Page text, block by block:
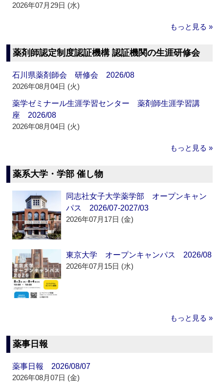
2026年07月29日 (水)
もっと見る »
薬剤師認定制度認証機構 認証機関の生涯研修会
石川県薬剤師会 研修会 2026/08
2026年08月04日 (火)
薬学ゼミナール生涯学習センター 薬剤師生涯学習講
座 2026/08
2026年08月04日 (火)
もっと見る »
薬系大学・学部 催し物
同志社女子大学薬学部 オープンキャン
パス 2026/07-2027/03
2026年07月17日 (金)
東京大学 オープンキャンパス 2026/08
2026年07月15日 (水)
もっと見る »
薬事日報
薬事日報 2026/08/07
2026年08月07日 (金)